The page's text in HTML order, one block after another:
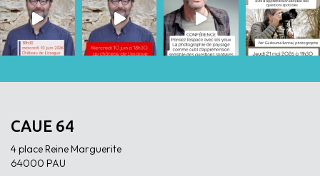
CAUE 64
4 place Reine Marguerite
64000 PAU